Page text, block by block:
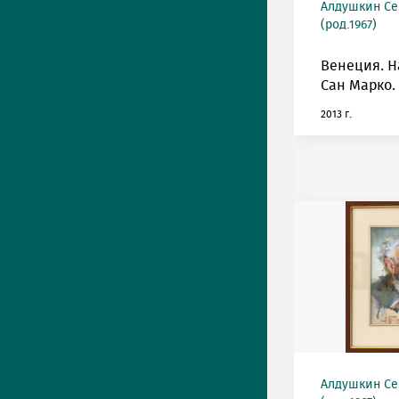
Алдушкин
(род.1967)
Венеция.
Сан Марко.
2013 г.
Алдушкин